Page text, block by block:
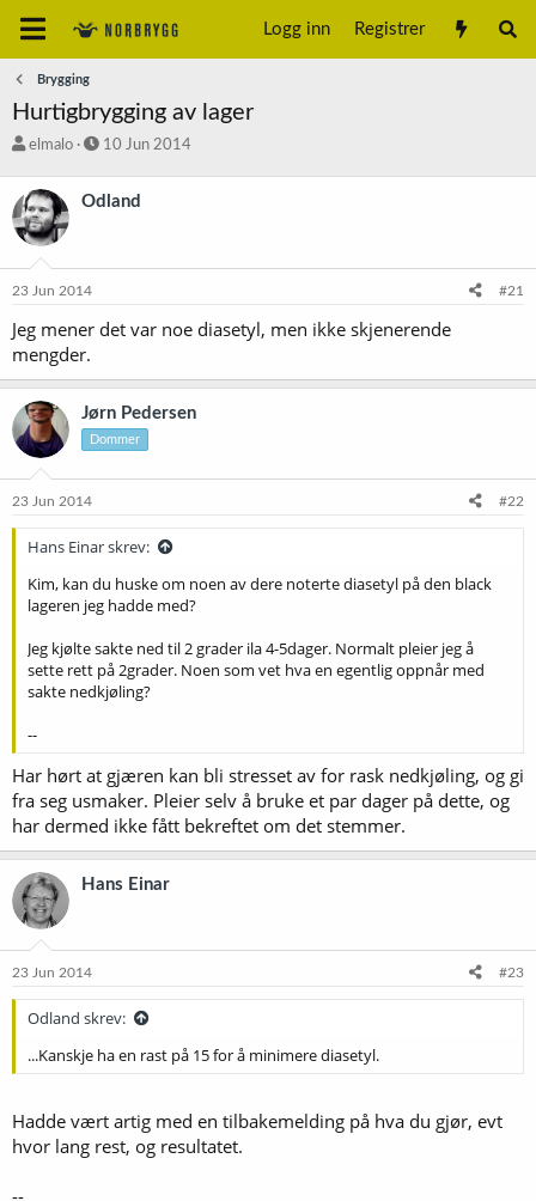
Logg inn Registrer
Brygging
Hurtigbrygging av lager
T
å
d
s
a
r
e
r
elmalo
S
r
a
10 Jun 2014
Odland
23 Jun 2014 #21
Jeg mener det var noe diasetyl, men ikke skjenerende
mengder.
Jørn Pedersen
Dommer
23 Jun 2014 #22
Hans Einar skrev:
Kim, kan du huske om noen av dere noterte diasetyl på den black
lageren jeg hadde med?
Jeg kjølte sakte ned til 2 grader ila 4-5dager. Normalt pleier jeg å
sette rett på 2grader. Noen som vet hva en egentlig oppnår med
sakte nedkjøling?
--
Har hørt at gjæren kan bli stresset av for rask nedkjøling, og gi
fra seg usmaker. Pleier selv å bruke et par dager på dette, og
har dermed ikke fått bekreftet om det stemmer.
Hans Einar
23 Jun 2014 #23
Odland skrev:
...Kanskje ha en rast på 15 for å minimere diasetyl.
Hadde vært artig med en tilbakemelding på hva du gjør, evt
hvor lang rest, og resultatet.
--